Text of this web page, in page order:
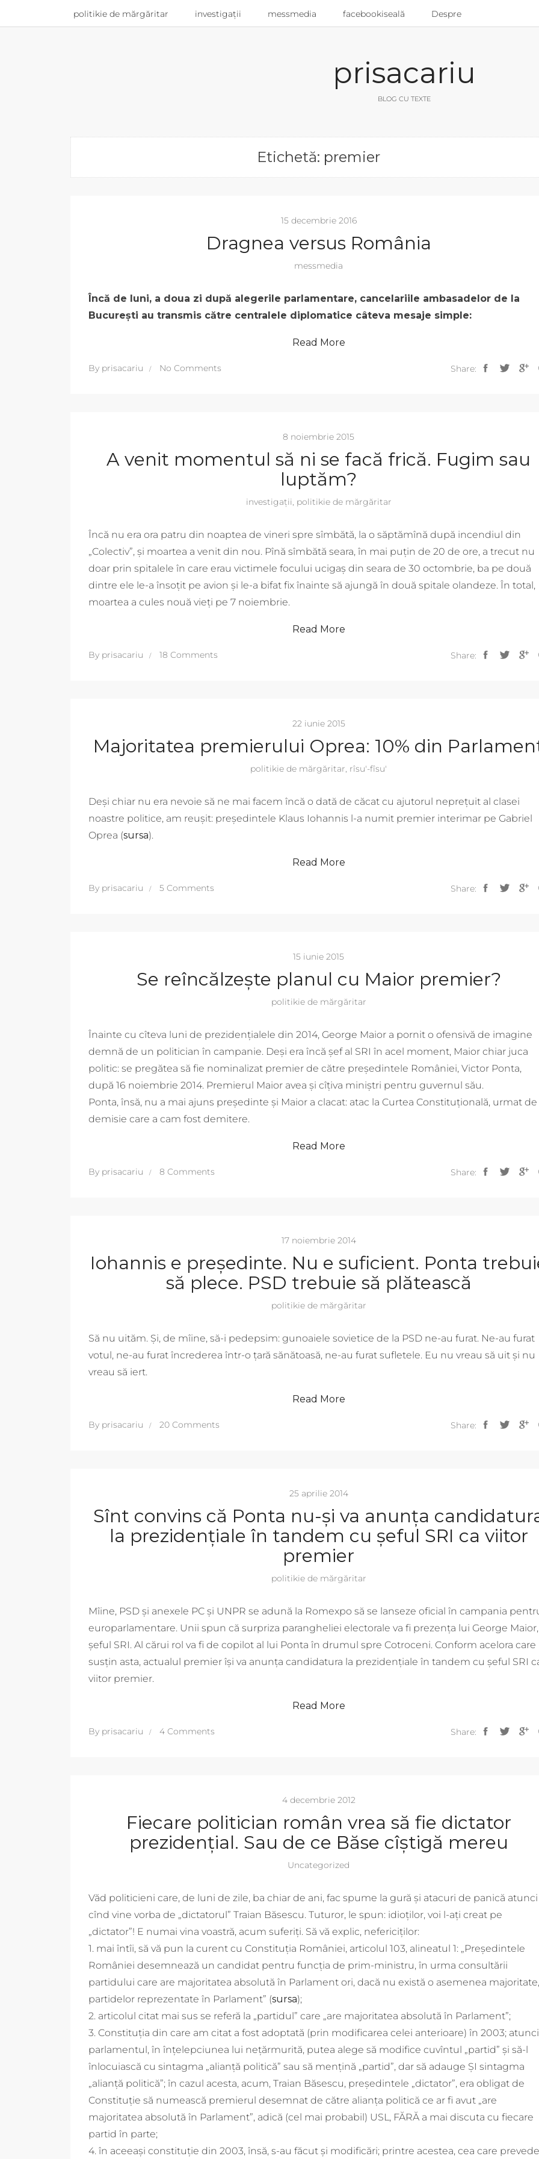
politikie de mărgăritar investigații messmedia facebookiseală Despre
prisacariu
BLOG CU TEXTE
Etichetă: premier
15 decembrie 2016
Dragnea versus România
messmedia
Încă de luni, a doua zi după alegerile parlamentare, cancelariile ambasadelor de la
București au transmis către centralele diplomatice câteva mesaje simple:
Read More
By prisacariu No Comments Share:
8 noiembrie 2015
A venit momentul să ni se facă frică. Fugim sau
luptăm?
investigații, politikie de mărgăritar
Încă nu era ora patru din noaptea de vineri spre sîmbătă, la o săptămînă după incendiul din
„Colectiv”, și moartea a venit din nou. Pînă sîmbătă seara, în mai puțin de 20 de ore, a trecut nu
doar prin spitalele în care erau victimele focului ucigaș din seara de 30 octombrie, ba pe două
dintre ele le-a însoțit pe avion și le-a bifat fix înainte să ajungă în două spitale olandeze. În total,
moartea a cules nouă vieți pe 7 noiembrie.
Read More
By prisacariu 18 Comments Share:
22 iunie 2015
Majoritatea premierului Oprea: 10% din
politikie de mărgăritar, rîsu'-fîsu'
Deși chiar nu era nevoie să ne mai facem încă o dată de căcat cu ajutorul neprețuit al clasei
noastre politice, am reușit: președintele Klaus Iohannis l-a numit premier interimar pe Gabriel
Oprea (sursa).
Read More
By prisacariu 5 Comments Share:
15 iunie 2015
Se reîncălzește planul cu Maior premier?
politikie de mărgăritar
Înainte cu cîteva luni de prezidențialele din 2014, George Maior a pornit o ofensivă de imagine
demnă de un politician în campanie. Deși era încă șef al SRI în acel moment, Maior chiar juca
politic: se pregătea să fie nominalizat premier de către președintele României, Victor Ponta,
după 16 noiembrie 2014. Premierul Maior avea și cîțiva miniștri pentru guvernul său.
Ponta, însă, nu a mai ajuns președinte și Maior a clacat: atac la Curtea Constituțională, urmat de
demisie care a cam fost demitere.
Read More
By prisacariu 8 Comments Share:
17 noiembrie 2014
Iohannis e președinte. Nu e suficient. Ponta
să plece. PSD trebuie să plătească
politikie de mărgăritar
Să nu uităm. Și, de mîine, să-i pedepsim: gunoaiele sovietice de la PSD ne-au furat. Ne-au furat
votul, ne-au furat încrederea într-o țară sănătoasă, ne-au furat sufletele. Eu nu vreau să uit și nu
vreau să iert.
Read More
By prisacariu 20 Comments Share:
25 aprilie 2014
Sînt convins că Ponta nu-și va anunța
la prezidențiale în tandem cu șeful SRI ca viitor
premier
politikie de mărgăritar
Mîine, PSD și anexele PC și UNPR se adună la Romexpo să se lanseze oficial în campania
europarlamentare. Unii spun că surpriza parangheliei electorale va fi prezența lui George Maior,
șeful SRI. Al cărui rol va fi de copilot al lui Ponta în drumul spre Cotroceni. Conform acelora care
susțin asta, actualul premier își va anunța candidatura la prezidențiale în tandem cu șeful SRI
viitor premier.
Read More
By prisacariu 4 Comments Share:
4 decembrie 2012
Fiecare politician român vrea să fie dictator
prezidențial. Sau de ce Băse cîștigă mereu
Uncategorized
Văd politicieni care, de luni de zile, ba chiar de ani, fac spume la gură și atacuri de panică atunci
cînd vine vorba de „dictatorul” Traian Băsescu. Tuturor, le spun: idioților, voi l-ați creat pe
„dictator”! E numai vina voastră, acum suferiți. Să vă explic, nefericiților:
1. mai întîi, să vă pun la curent cu Constituția României, articolul 103, alineatul 1: „Preşedintele
României desemnează un candidat pentru funcţia de prim-ministru, în urma consultării
partidului care are majoritatea absolută în Parlament ori, dacă nu există o asemenea
partidelor reprezentate în Parlament” (sursa);
2. articolul citat mai sus se referă la „partidul” care „are majoritatea absolută în Parlament”;
3. Constituția din care am citat a fost adoptată (prin modificarea celei anterioare) în 2003;
parlamentul, în înțelepciunea lui nețărmurită, putea alege să modifice cuvîntul „partid” și să-l
înlocuiască cu sintagma „alianță politică” sau să mențină „partid”, dar să adauge ȘI sintagma
„alianță politică”; în cazul acesta, acum, Traian Băsescu, președintele „dictator”, era obligat de
Constituție să numească premierul desemnat de către alianța politică ce ar fi avut „are
majoritatea absolută în Parlament”, adică (cel mai probabil) USL, FĂRĂ a mai discuta cu fiecare
partid în parte;
4. în aceeași constituție din 2003, însă, s-au făcut și modificări; printre acestea, cea care